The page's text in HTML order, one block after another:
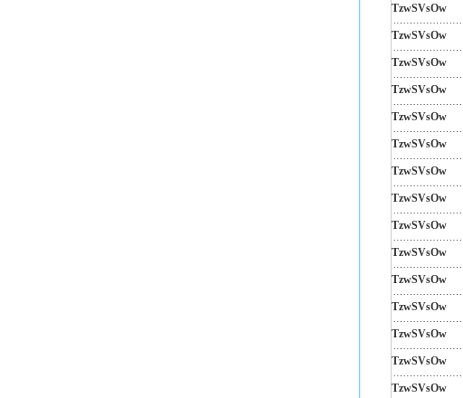
TzwSVsOw
TzwSVsOw
TzwSVsOw
TzwSVsOw
TzwSVsOw
TzwSVsOw
TzwSVsOw
TzwSVsOw
TzwSVsOw
TzwSVsOw
TzwSVsOw
TzwSVsOw
TzwSVsOw
TzwSVsOw
TzwSVsOw